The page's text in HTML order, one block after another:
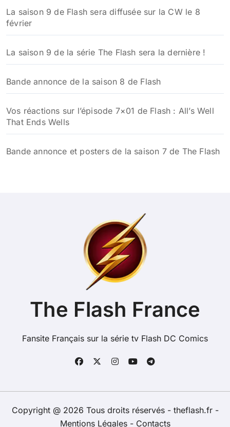
La saison 9 de Flash sera diffusée sur la CW le 8
février
La saison 9 de la série The Flash sera la dernière !
Bande annonce de la saison 8 de Flash
Vos réactions sur l’épisode 7×01 de Flash : All’s Well
That Ends Wells
Bande annonce et posters de la saison 7 de The Flash
The Flash France
Fansite Français sur la série tv Flash DC Comics
Copyright @ 2026 Tous droits réservés - theflash.fr -
Mentions Légales - Contacts